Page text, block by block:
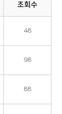
조회수
48
98
88